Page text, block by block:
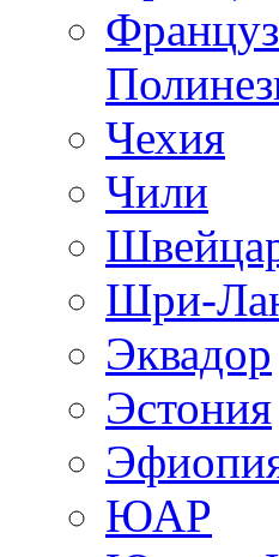
Чехия
Чили
Шри-
Эквадор
Эстония
ЮАР